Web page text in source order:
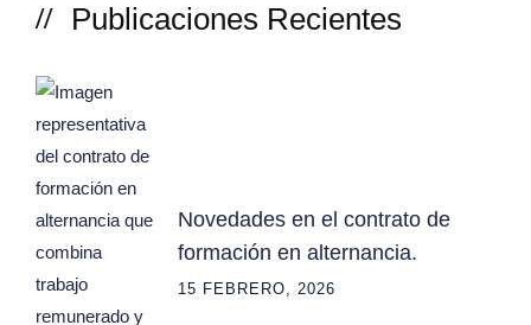
Publicaciones Recientes
Novedades en el contrato de
formación en alternancia.
15 FEBRERO, 2026